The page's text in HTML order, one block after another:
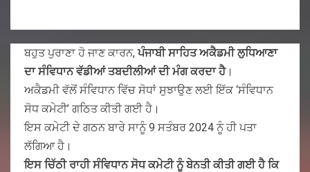
ਬਹੁਤ ਪੁਰਾਣਾ ਹੋ ਜਾਣ ਕਾਰਨ,ਪੰਜਾਬੀ ਸਾਹਿਤ ਅਕੈਡਮੀ ਲੁਧਿਆਣਾ
ਦਾ ਸੰਵਿਧਾਨ ਵੱਡੀਆਂ ਤਬਦੀਲੀਆਂ ਦੀ ਮੰਗ ਕਰਦਾ ਹੈ।
ਅਕੈਡਮੀ ਵੱਲੋਂ ਸੰਵਿਧਾਨ ਵਿੱਚ ਸੋਧਾਂ ਸੁਝਾਉਣ ਲਈ ਇੱਕ ‘ਸੰਵਿਧਾਨ
ਸੋਧ ਕਮੇਟੀ’ ਗਠਿਤ ਕੀਤੀ ਗਈ ਹੈ।
ਇਸ ਕਮੇਟੀ ਦੇ ਗਠਨ ਬਾਰੇ ਸਾਨੂੰ 9 ਸਤੰਬਰ 2024 ਨੂੰ ਹੀ ਪਤਾ
ਲੱਗਿਆ ਹੈ।
ਇਸ ਚਿੱਠੀ ਰਾਹੀ ਸੰਵਿਧਾਨ ਸੋਧ ਕਮੇਟੀ ਨੂੰ ਬੇਨਤੀ ਕੀਤੀ ਗਈ ਹੈ ਕਿ